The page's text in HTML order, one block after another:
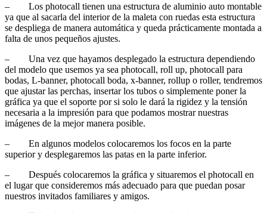
– Los photocall tienen una estructura de aluminio auto montable
ya que al sacarla del interior de la maleta con ruedas esta estructura
se despliega de manera automática y queda prácticamente montada a
falta de unos pequeños ajustes.
– Una vez que hayamos desplegado la estructura dependiendo
del modelo que usemos ya sea photocall, roll up, photocall para
bodas, L-banner, photocall boda, x-banner, rollup o roller, tendremos
que ajustar las perchas, insertar los tubos o simplemente poner la
gráfica ya que el soporte por si solo le dará la rigidez y la tensión
necesaria a la impresión para que podamos mostrar nuestras
imágenes de la mejor manera posible.
– En algunos modelos colocaremos los focos en la parte
superior y desplegaremos las patas en la parte inferior.
– Después colocaremos la gráfica y situaremos el photocall en
el lugar que consideremos más adecuado para que puedan posar
nuestros invitados familiares y amigos.